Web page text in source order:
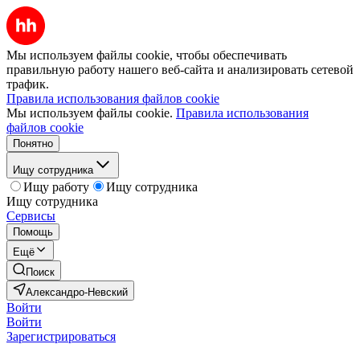
Мы используем файлы cookie, чтобы обеспечивать
правильную работу нашего веб-сайта и анализировать сетевой
трафик.
Правила использования файлов cookie
Мы используем файлы cookie. Правила использования
файлов cookie
Понятно
Ищу сотрудника
Ищу работу
Ищу сотрудника
Ищу сотрудника
Сервисы
Помощь
Ещё
Поиск
Александро-Невский
Войти
Войти
Зарегистрироваться